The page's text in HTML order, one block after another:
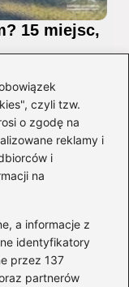
czyli tzw.
o zgodę na
reklamy i
i
na
a informacje z
identyfikatory
przez 137
partnerów
15 miejsc,